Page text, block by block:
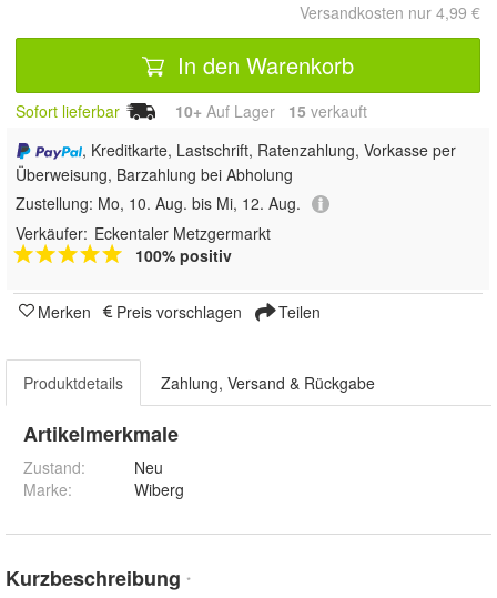
Versandkosten nur 4,99 €
In den Warenkorb
Sofort lieferbar 10+ Auf Lager 15 verkauft
, Kreditkarte, Lastschrift, Ratenzahlung, Vorkasse per
Überweisung, Barzahlung bei Abholung
Zustellung: Mo, 10. Aug. bis Mi, 12. Aug.
Verkäufer: Eckentaler Metzgermarkt
100% positiv
Merken Preis vorschlagen Teilen
Produktdetails Zahlung, Versand & Rückgabe
Artikelmerkmale
Zustand:
Neu
Marke:
Wiberg
Kurzbeschreibung *